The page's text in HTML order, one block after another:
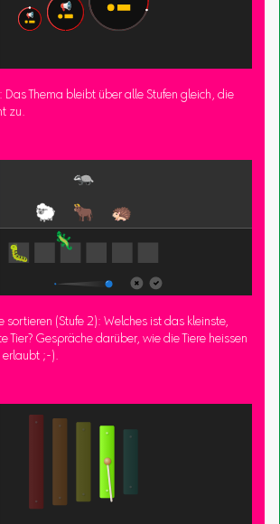
Das Thema bleibt über alle Stufen gleich, die
zu.
sortieren (Stufe 2): Welches ist das kleinste,
Tier? Gespräche darüber, wie die Tiere heissen
erlaubt ;-).